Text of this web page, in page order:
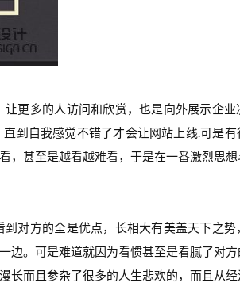
更多的人访问和欣赏，也是向外展示企业
到自我感觉不错了才会让网站上线.可是有
，甚至是越看越难看，于是在一番激烈思
对方的全是优点，长相大有美盖天下之
。可是难道就因为看惯甚至是看腻了对方
长而且参杂了很多的人生悲欢的，而且从